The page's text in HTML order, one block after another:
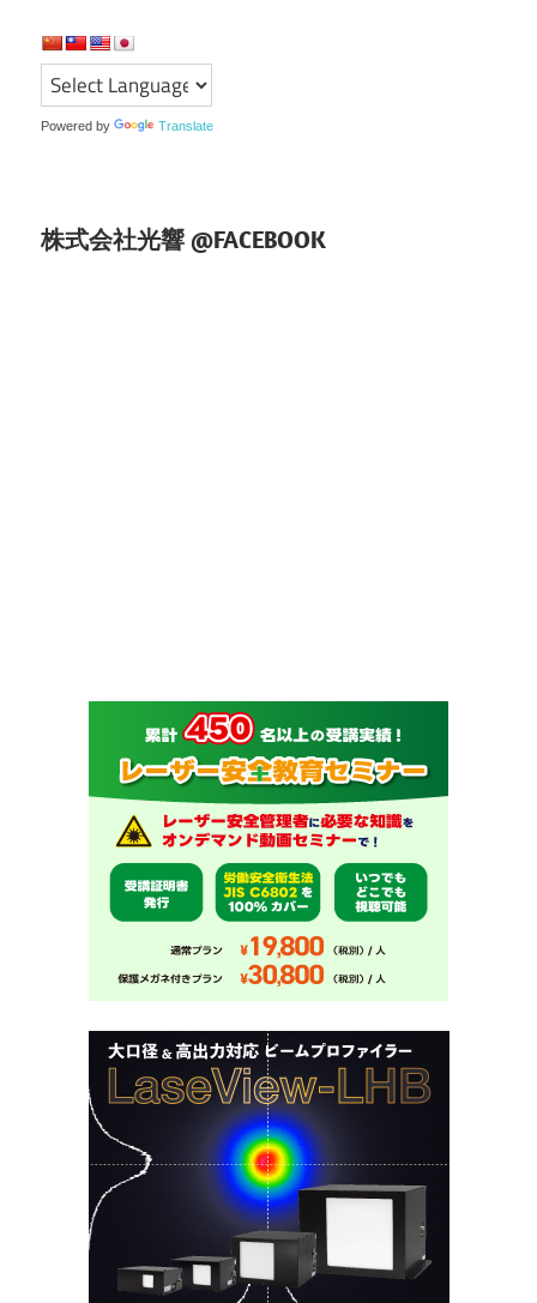
ョ
ン
Powered by Translate
株式会社光響 @FACEBOOK